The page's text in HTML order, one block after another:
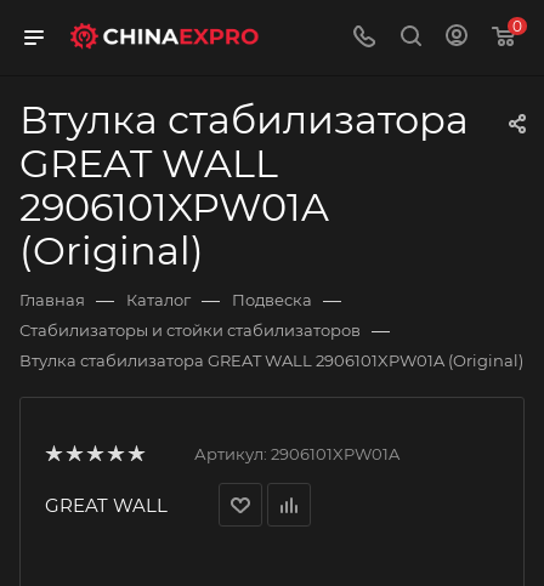
0
Втулка стабилизатора
GREAT WALL
2906101XPW01A
(Original)
Главная — Каталог — Подвеска —
Стабилизаторы и стойки стабилизаторов —
Втулка стабилизатора GREAT WALL 2906101XPW01A (Original)
Артикул: 2906101XPW01A
GREAT WALL